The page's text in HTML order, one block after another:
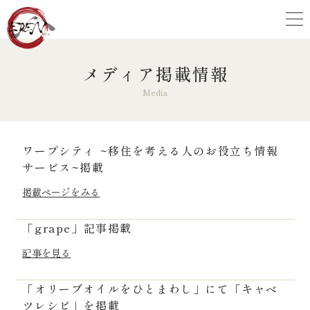
メディア掲載情報
Media
ワープシティ ~移住を考える人のお役立ち情報
サービス~掲載
掲載ページをみる
「grape」記事掲載
記事を見る
「オリーブオイルをひとまわし」にて「キャベ
ツレシピ」を掲載